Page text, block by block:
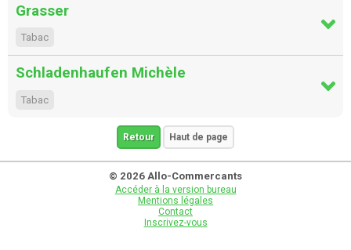
Grasser
Tabac
Schladenhaufen Michèle
Tabac
Retour Haut de page
© 2026 Allo-Commercants
Accéder à la version bureau
Mentions légales
Contact
Inscrivez-vous